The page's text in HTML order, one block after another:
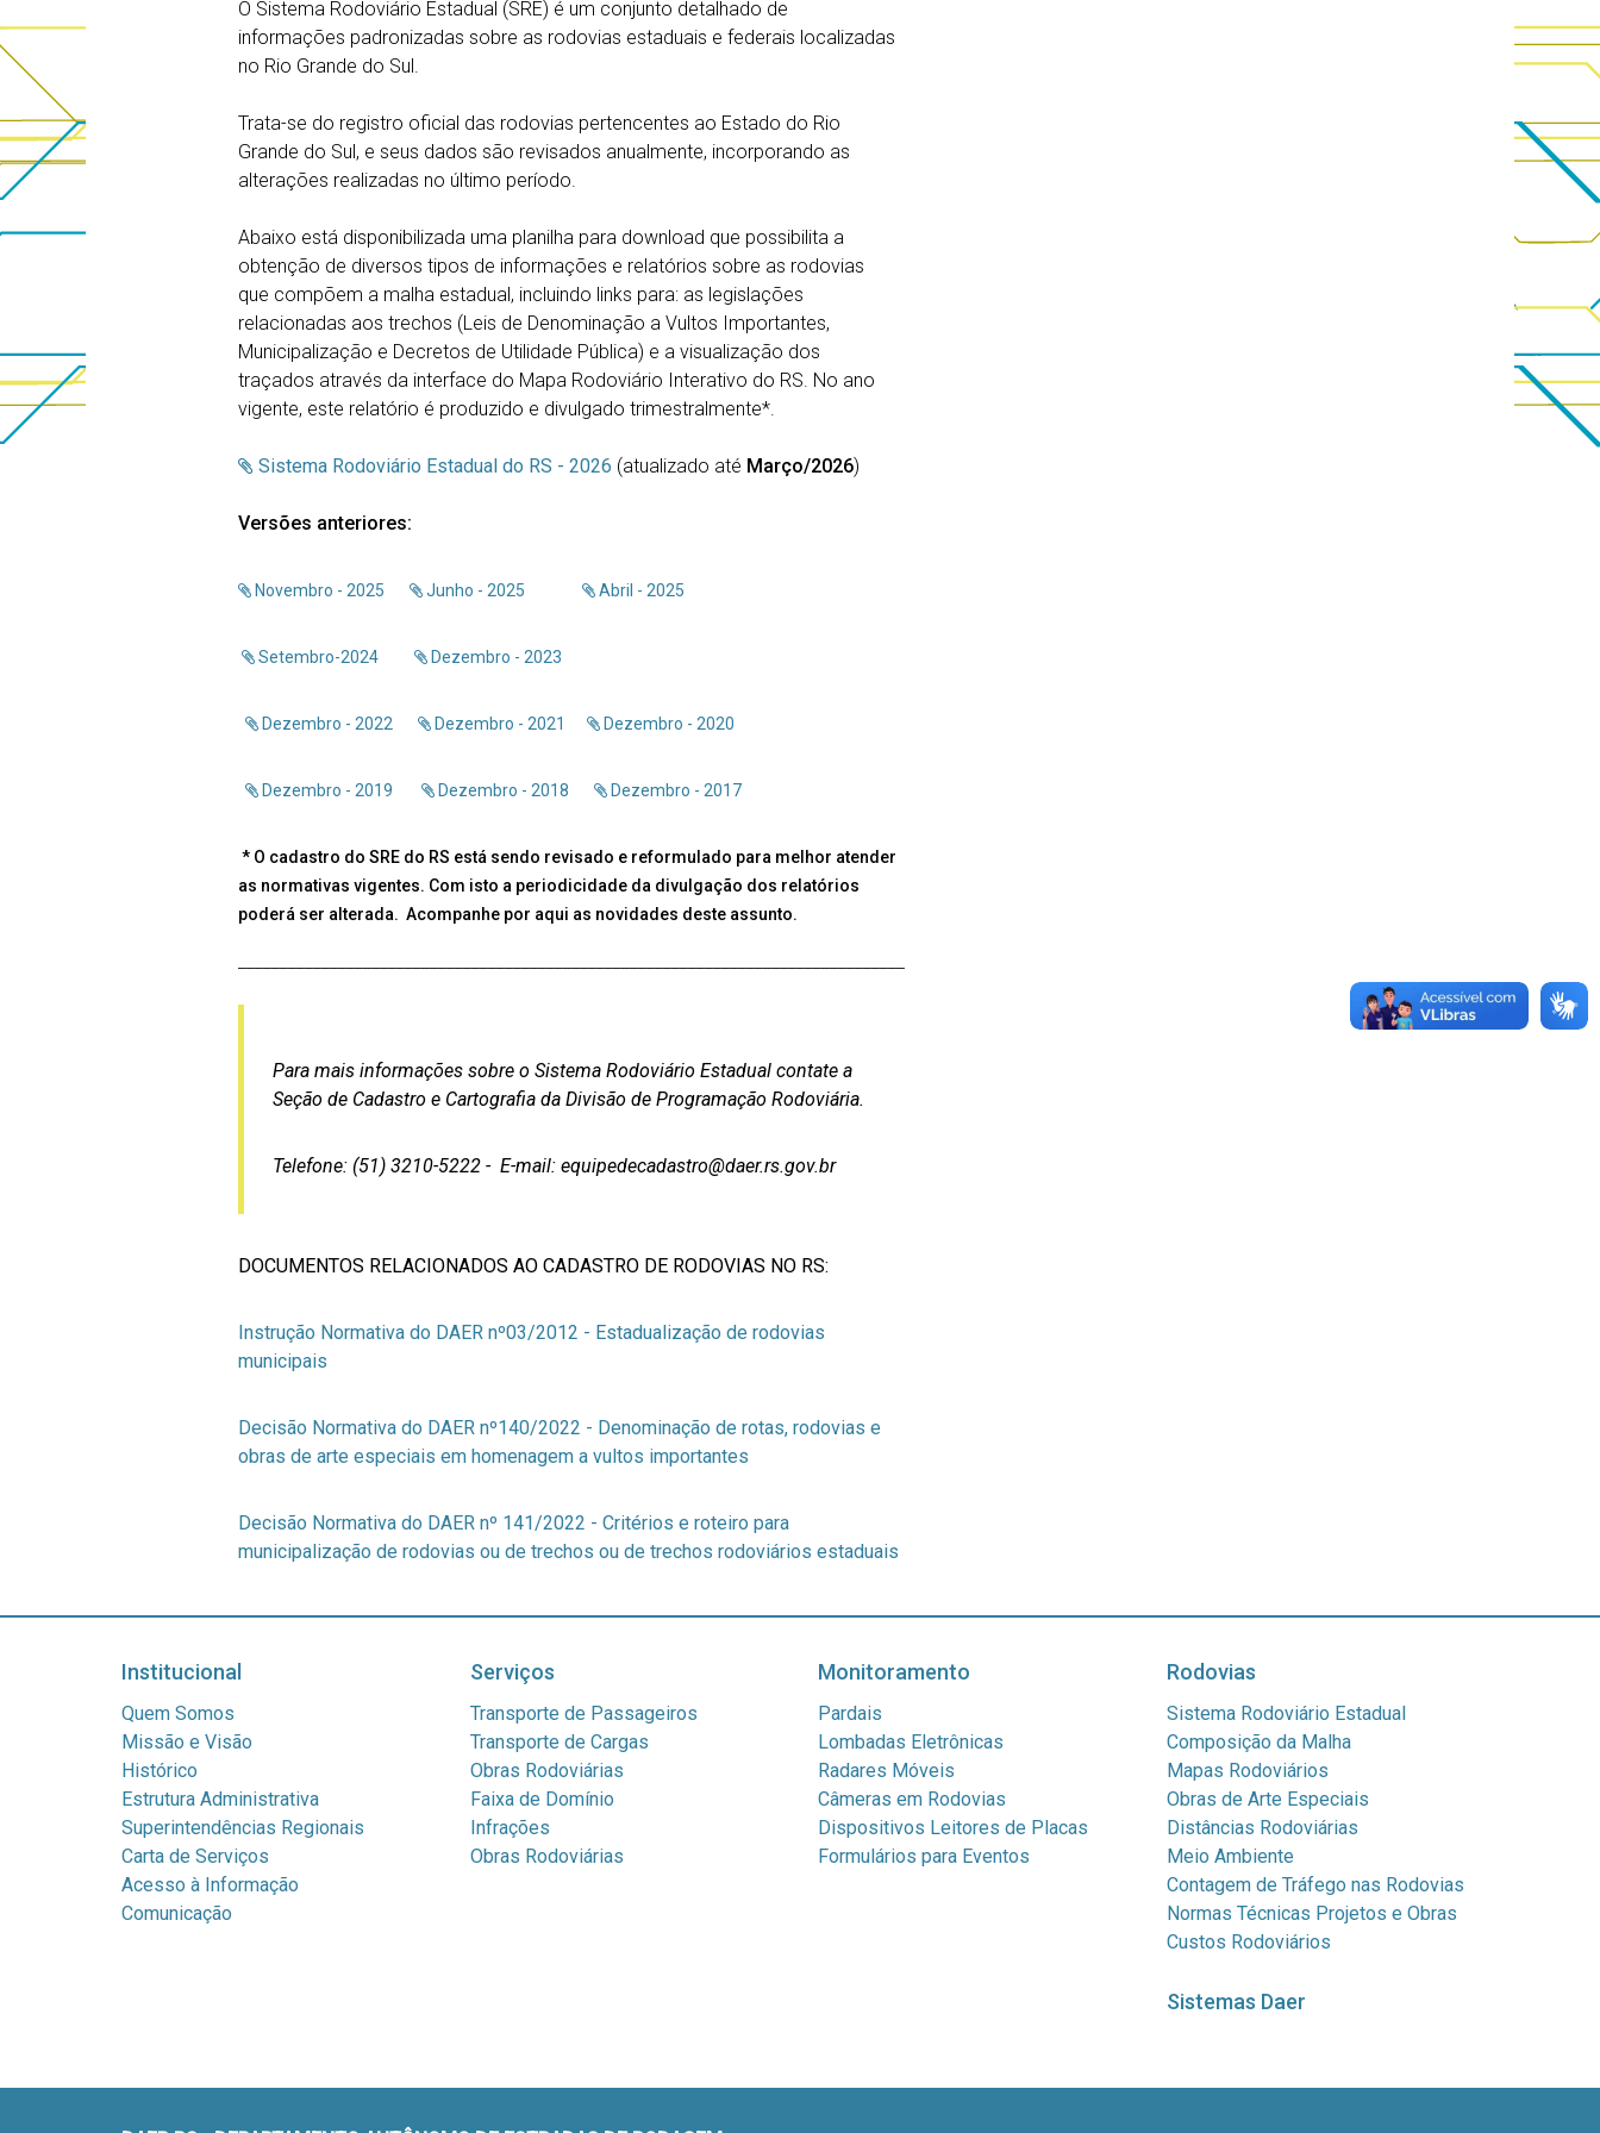
O Sistema Rodoviário Estadual (SRE) é um conjunto detalhado de
informações padronizadas sobre as rodovias estaduais e federais localizadas
no Rio Grande do Sul.
Trata-se do registro oficial das rodovias pertencentes ao Estado do Rio
Grande do Sul, e seus dados são revisados anualmente, incorporando as
alterações realizadas no último período.
Abaixo está disponibilizada uma planilha para download que possibilita a
obtenção de diversos tipos de informações e relatórios sobre as rodovias
que compõem a malha estadual, incluindo links para: as legislações
relacionadas aos trechos (Leis de Denominação a Vultos Importantes,
Municipalização e Decretos de Utilidade Pública) e a visualização dos
traçados através da interface do Mapa Rodoviário Interativo do RS. No ano
vigente, este relatório é produzido e divulgado trimestralmente*.
Sistema Rodoviário Estadual do RS - 2026 (atualizado até Março/2026)
Versões anteriores:
Novembro - 2025 Junho - 2025 Abril - 2025
Setembro-2024 Dezembro - 2023
Dezembro - 2022 Dezembro - 2021 Dezembro - 2020
Dezembro - 2019 Dezembro - 2018 Dezembro - 2017
* O cadastro do SRE do RS está sendo revisado e reformulado para melhor atender
as normativas vigentes. Com isto a periodicidade da divulgação dos relatórios
poderá ser alterada. Acompanhe por aqui as novidades deste assunto.
Para mais informações sobre o Sistema Rodoviário Estadual contate a
Seção de Cadastro e Cartografia da Divisão de Programação Rodoviária.
Telefone: (51) 3210-5222 - E-mail: equipedecadastro@daer.rs.gov.br
DOCUMENTOS RELACIONADOS AO CADASTRO DE RODOVIAS NO RS:
Instrução Normativa do DAER nº03/2012 - Estadualização de rodovias
municipais
Decisão Normativa do DAER nº140/2022 - Denominação de rotas, rodovias e
obras de arte especiais em homenagem a vultos importantes
Decisão Normativa do DAER nº 141/2022 - Critérios e roteiro para
municipalização de rodovias ou de trechos ou de trechos rodoviários estaduais
Institucional
Quem Somos
Missão e Visão
Histórico
Estrutura Administrativa
Superintendências Regionais
Carta de Serviços
Acesso à Informação
Comunicação
Serviços
Transporte de Passageiros
Transporte de Cargas
Obras Rodoviárias
Faixa de Domínio
Infrações
Obras Rodoviárias
Monitoramento
Pardais
Lombadas Eletrônicas
Radares Móveis
Câmeras em Rodovias
Dispositivos Leitores de Placas
Formulários para Eventos
Rodovias
Sistema Rodoviário Estadual
Composição da Malha
Mapas Rodoviários
Obras de Arte Especiais
Distâncias Rodoviárias
Meio Ambiente
Contagem de Tráfego nas Rodovias
Normas Técnicas Projetos e Obras
Custos Rodoviários
Sistemas Daer